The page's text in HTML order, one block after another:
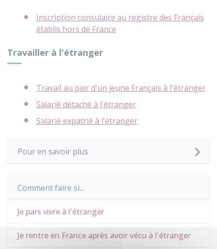
Inscription consulaire au registre des Français
établis hors de France
Travailler à l'étranger
Travail au pair d'un jeune Français à l'étranger
Salarié détaché à l'étranger
Salarié expatrié à l'étranger
Pour en savoir plus
Comment faire si...
Je pars vivre à l'étranger
Je rentre en France après avoir vécu à l'étranger